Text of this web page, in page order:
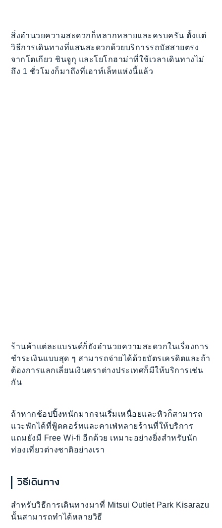
สิ่งอำนวยความสะดวกก็หลากหลายและครบครัน ตั้งแต่
วิธีการเดินทางที่แสนสะดวกด้วยบริการรถบัสสายตรง
จากโตเกียว ชินจูกุ และโยโกฮาม่าที่ใช้เวลาเดินทางไม่
ถึง 1 ชั่วโมงก็มาถึงที่เอาท์เล็ทแห่งนี้แล้ว
ร้านค้าแต่ละแบรนด์ก็ยังอำนวยความสะดวกในเรื่องการ
ชำระเงินแบบสุด ๆ สามารถจ่ายได้ด้วยบัตรเครดิตและถ้า
ต้องการแลกเลี่ยนเงินตราต่างประเทศก็มีให้บริการเช่น
กัน
ถ้าหากช้อปปิ้งหนักมากจนเริ่มเหนื่อยและหิวก็สามารถ
แวะพักได้ที่ฟู้ดคอร์ทและคาเฟ่หลายร้านที่ให้บริการ
แถมยังมี Free Wi-fi อีกด้วย เหมาะอย่างยิ่งสำหรับนัก
ท่องเที่ยวต่างชาติอย่างเรา
วิธีเดินทาง
สำหรับวิธีการเดินทางมาที่ Mitsui Outlet Park Kisarazu
นั้นสามารถทำได้หลายวิธี